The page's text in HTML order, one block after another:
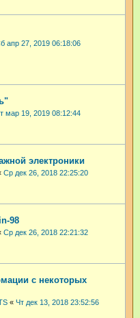
апр 27, 2019 06:18:06
мар 19, 2019 08:12:44
электроники
Ср дек 26, 2018 22:25:20
98
Ср дек 26, 2018 22:21:32
с некоторых
« Чт дек 13, 2018 23:52:56